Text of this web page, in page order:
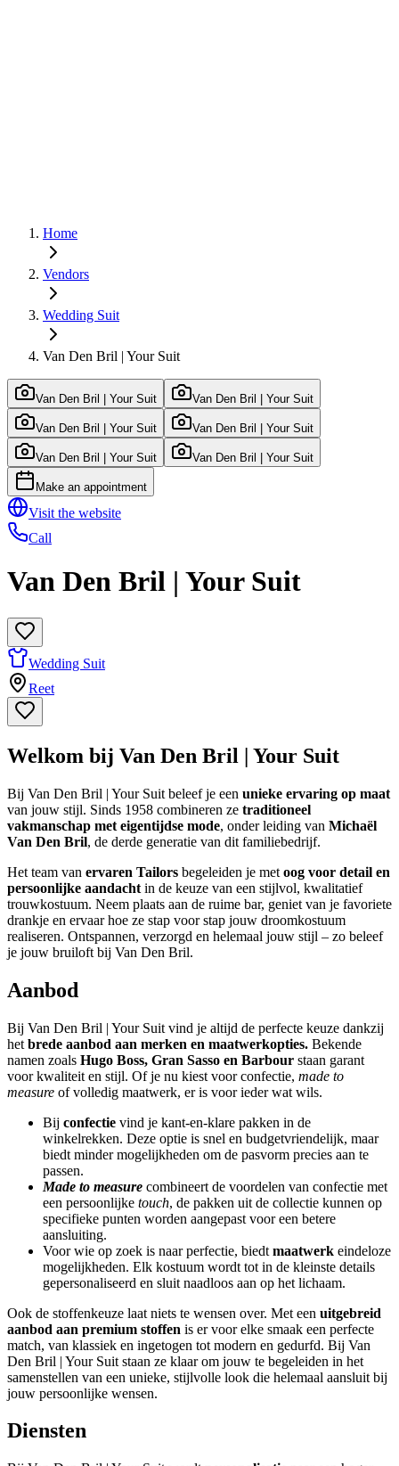
Home
Vendors
Wedding Suit
Van Den Bril | Your Suit
Van Den Bril | Your Suit Van Den Bril | Your Suit
Van Den Bril | Your Suit Van Den Bril | Your Suit
Van Den Bril | Your Suit Van Den Bril | Your Suit
Make an appointment
Visit the website
Call
Van Den Bril | Your Suit
Wedding Suit
Reet
Welkom bij Van Den Bril | Your Suit
Bij Van Den Bril | Your Suit beleef je een unieke ervaring op maat
van jouw stijl. Sinds 1958 combineren ze traditioneel
vakmanschap met eigentijdse mode, onder leiding van Michaël
Van Den Bril, de derde generatie van dit familiebedrijf.
Het team van ervaren Tailors begeleiden je met oog voor detail en
persoonlijke aandacht in de keuze van een stijlvol, kwalitatief
trouwkostuum. Neem plaats aan de ruime bar, geniet van je favoriete
drankje en ervaar hoe ze stap voor stap jouw droomkostuum
realiseren. Ontspannen, verzorgd en helemaal jouw stijl – zo beleef
je jouw bruiloft bij Van Den Bril.
Aanbod
Bij Van Den Bril | Your Suit vind je altijd de perfecte keuze dankzij
het brede aanbod aan merken en maatwerkopties. Bekende
namen zoals Hugo Boss, Gran Sasso en Barbour staan garant
voor kwaliteit en stijl. Of je nu kiest voor confectie, made to
measure of volledig maatwerk, er is voor ieder wat wils.
Bij confectie vind je kant-en-klare pakken in de
winkelrekken. Deze optie is snel en budgetvriendelijk, maar
biedt minder mogelijkheden om de pasvorm precies aan te
passen.
Made to measure combineert de voordelen van confectie met
een persoonlijke touch, de pakken uit de collectie kunnen op
specifieke punten worden aangepast voor een betere
aansluiting.
Voor wie op zoek is naar perfectie, biedt maatwerk eindeloze
mogelijkheden. Elk kostuum wordt tot in de kleinste details
gepersonaliseerd en sluit naadloos aan op het lichaam.
Ook de stoffenkeuze laat niets te wensen over. Met een uitgebreid
aanbod aan premium stoffen is er voor elke smaak een perfecte
match, van klassiek en ingetogen tot modern en gedurfd. Bij Van
Den Bril | Your Suit staan ze klaar om jouw te begeleiden in het
samenstellen van een unieke, stijlvolle look die helemaal aansluit bij
jouw persoonlijke wensen.
Diensten